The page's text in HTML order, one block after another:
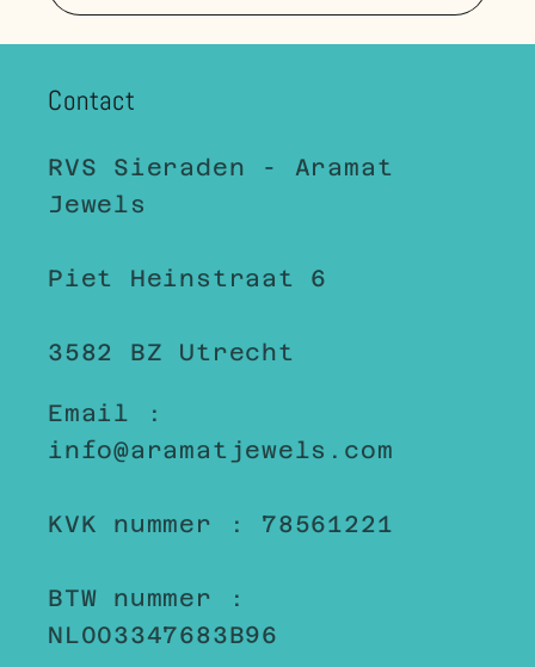
Contact
RVS Sieraden - Aramat
Jewels
Piet Heinstraat 6
3582 BZ Utrecht
Email :
info@aramatjewels.com
KVK nummer : 78561221
BTW nummer :
NL003347683B96